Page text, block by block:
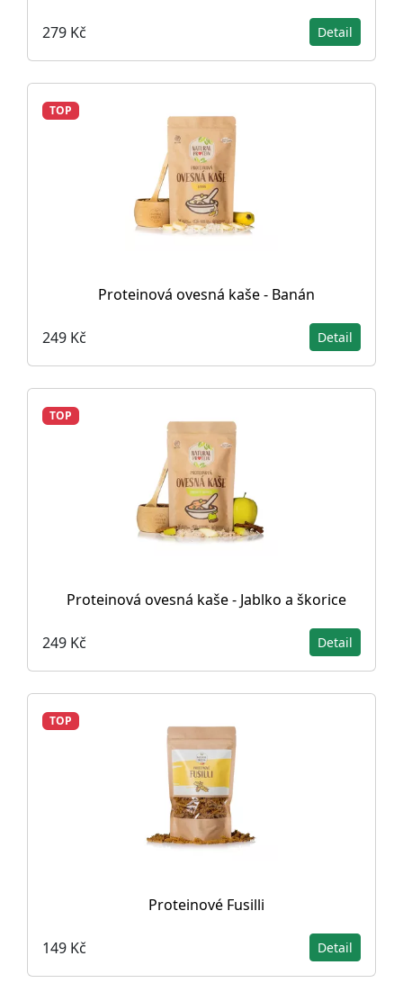
279 Kč Detail
TOP
Proteinová ovesná kaše - Banán
249 Kč Detail
TOP
Proteinová ovesná kaše - Jablko a škorice
249 Kč Detail
TOP
Proteinové Fusilli
149 Kč Detail